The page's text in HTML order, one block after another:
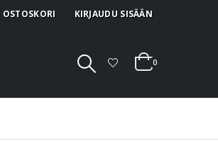
OSTOSKORI KIRJAUDU SISÄÄN
0